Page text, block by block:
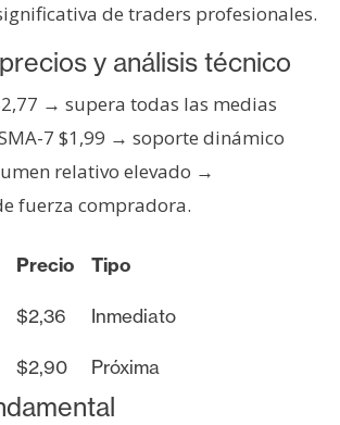
de traders profesionales.
y análisis técnico
→ supera todas las medias
7 $1,99 → soporte dinámico
relativo elevado →
fuerza compradora.
Precio Tipo
$2,36 Inmediato
$2,90 Próxima